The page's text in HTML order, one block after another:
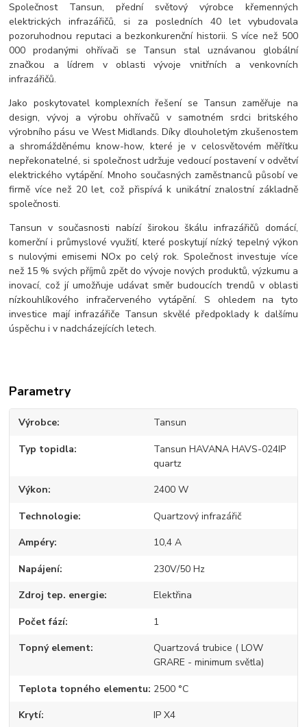
Společnost Tansun, přední světový výrobce křemenných
elektrických infrazářičů, si za posledních 40 let vybudovala
pozoruhodnou reputaci a bezkonkurenční historii. S více než 500
000 prodanými ohřívači se Tansun stal uznávanou globální
značkou a lídrem v oblasti vývoje vnitřních a venkovních
infrazářičů.
Jako poskytovatel komplexních řešení se Tansun zaměřuje na
design, vývoj a výrobu ohřívačů v samotném srdci britského
výrobního pásu ve West Midlands. Díky dlouholetým zkušenostem
a shromážděnému know-how, které je v celosvětovém měřítku
nepřekonatelné, si společnost udržuje vedoucí postavení v odvětví
elektrického vytápění. Mnoho současných zaměstnanců působí ve
firmě více než 20 let, což přispívá k unikátní znalostní základně
společnosti.
Tansun v současnosti nabízí širokou škálu infrazářičů domácí,
komerční i průmyslové využití, které poskytují nízký tepelný výkon
s nulovými emisemi NOx po celý rok. Společnost investuje více
než 15 % svých příjmů zpět do vývoje nových produktů, výzkumu a
inovací, což jí umožňuje udávat směr budoucích trendů v oblasti
nízkouhlíkového infračerveného vytápění. S ohledem na tyto
investice mají infrazářiče Tansun skvělé předpoklady k dalšímu
úspěchu i v nadcházejících letech.
Parametry
Výrobce Tansun
Typ topidla
Tansun HAVANA HAVS-024IP
quartz
Výkon 2400 W
Technologie Quartzový infrazářič
Ampéry 10,4 A
Napájení 230V/50 Hz
Zdroj tep. energie Elektřina
Počet fází 1
Topný element
Quartzová trubice ( LOW
GRARE - minimum světla)
Teplota topného elementu 2500 °C
Krytí IP X4